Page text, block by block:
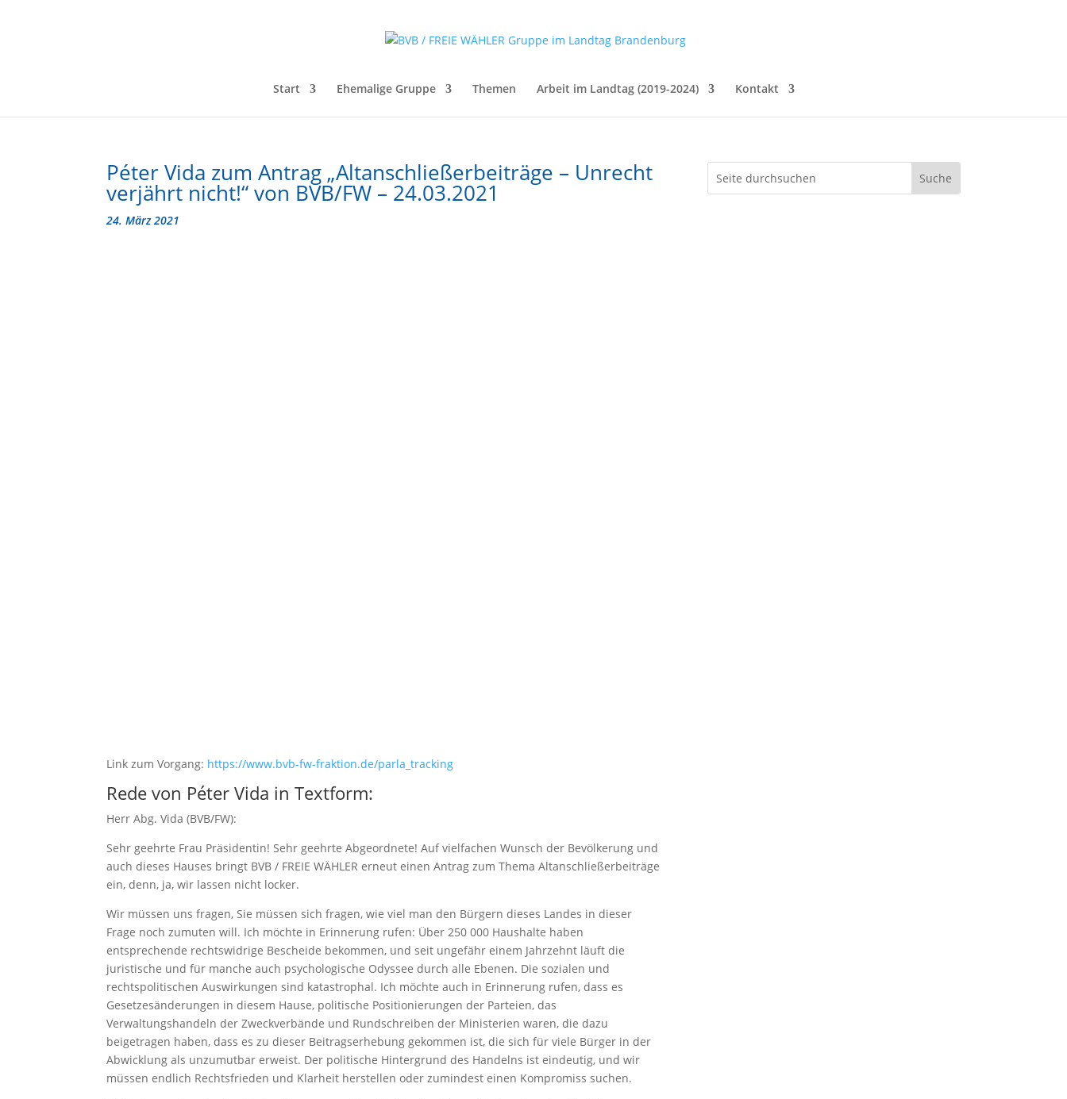
Start Ehemalige Gruppe Themen Arbeit im Landtag (2019-2024) Kontakt
Péter Vida zum Antrag „Altanschließerbeiträge – Unrecht
verjährt nicht!“ von BVB/FW – 24.03.2021
24. März 2021
Link zum Vorgang: https://www.bvb-fw-fraktion.de/parla_tracking
Rede von Péter Vida in Textform:
Herr Abg. Vida (BVB/FW):
Sehr geehrte Frau Präsidentin! Sehr geehrte Abgeordnete! Auf vielfachen Wunsch der Bevölkerung und
auch dieses Hauses bringt BVB / FREIE WÄHLER erneut einen Antrag zum Thema Altanschließerbeiträge
ein, denn, ja, wir lassen nicht locker.
Wir müssen uns fragen, Sie müssen sich fragen, wie viel man den Bürgern dieses Landes in dieser
Frage noch zumuten will. Ich möchte in Erinnerung rufen: Über 250 000 Haushalte haben
entsprechende rechtswidrige Bescheide bekommen, und seit ungefähr einem Jahrzehnt läuft die
juristische und für manche auch psychologische Odyssee durch alle Ebenen. Die sozialen und
rechtspolitischen Auswirkungen sind katastrophal. Ich möchte auch in Erinnerung rufen, dass es
Gesetzesänderungen in diesem Hause, politische Positionierungen der Parteien, das
Verwaltungshandeln der Zweckverbände und Rundschreiben der Ministerien waren, die dazu
beigetragen haben, dass es zu dieser Beitragserhebung gekommen ist, die sich für viele Bürger in der
Abwicklung als unzumutbar erweist. Der politische Hintergrund des Handelns ist eindeutig, und wir
müssen endlich Rechtsfrieden und Klarheit herstellen oder zumindest einen Kompromiss suchen.